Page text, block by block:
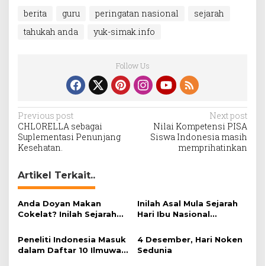
berita guru peringatan nasional
sejarah
tahukah anda
yuk-simak.info
Follow Us
Post
navigation
Previous post
CHLORELLA sebagai
Suplementasi Penunjang
Kesehatan.
Next post
Nilai Kompetensi PISA
Siswa Indonesia masih
memprihatinkan
Artikel Terkait..
Anda Doyan Makan
Cokelat? Inilah Sejarah
Dunia
Inilah Asal Mula Sejarah
Hari Ibu Nasional
Desember
Peneliti Indonesia Masuk
dalam Daftar 10 Ilmuwan
4 Desember, Hari Noken
Sedunia